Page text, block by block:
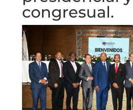
congresual.